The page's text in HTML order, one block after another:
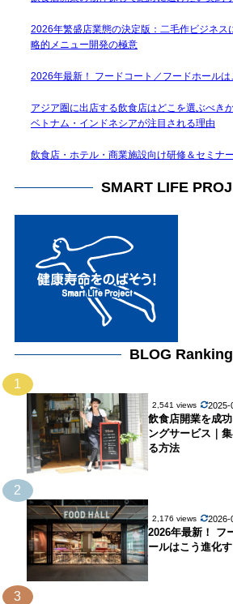
2026年繁盛店業態の決定版：二毛作ビジネス
略的メニュー開発の極意
2026年最新！ フードコート／フードホールは
アジア圏に出店する飲食店はどこを選ぶべき
ベトナム・インドネシアが注目される理由
飲食店・ホテル・商業施設向け研修＆セミナー
SMART LIFE
BLOG Ranking
1
2,541 views 2025-
飲食店開業を成
ングサービス｜
る方法
2
2,176 views 2026-
2026年最新！ フ
ールはこう進化
3